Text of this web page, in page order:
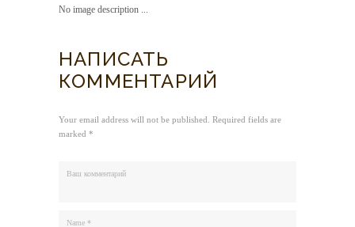
No image description ...
НАПИСАТЬ
КОММЕНТАРИЙ
Your email address will not be published. Required fields are
marked *